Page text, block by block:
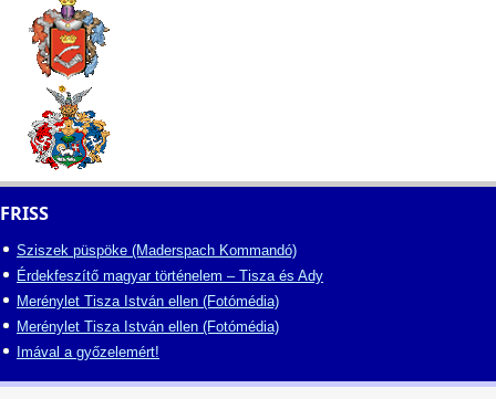
FRISS
Sziszek püspöke (Maderspach Kommandó)
Érdekfeszítő magyar történelem – Tisza és Ady
Merénylet Tisza István ellen (Fotómédia)
Merénylet Tisza István ellen (Fotómédia)
Imával a győzelemért!